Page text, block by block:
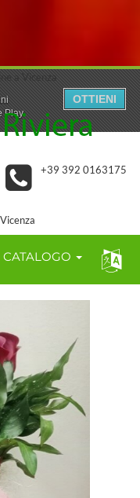
Play
OTTIENI
a Vicenza
+39 392 0163175
CATALOGO